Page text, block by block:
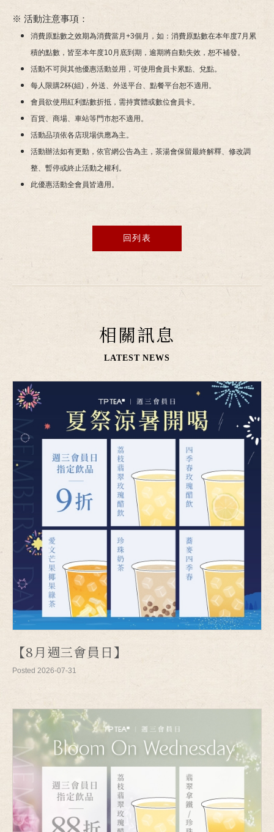
※ 活動注意事項：
消費原點數之效期為消費當月+3個月，如：消費原點數在本年度7月累
積的點數，皆至本年度10月底到期，逾期將自動失效，恕不補發。
活動不可與其他優惠活動並用，可使用會員卡累點、兌點。
每人限購2杯(組)，外送、外送平台、點餐平台恕不適用。
會員欲使用紅利點數折抵，需持實體或數位會員卡。
百貨、商場、車站等門市恕不適用。
活動品項依各店現場供應為主。
活動辦法如有更動，依官網公告為主，茶湯會保留最終解釋、修改調
整、暫停或終止活動之權利。
此優惠活動全會員皆適用。
回列表
相關訊息
LATEST NEWS
【8月週三會員日】
Posted 2026-07-31